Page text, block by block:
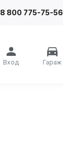
8 800 775-75-56
Вход Гараж